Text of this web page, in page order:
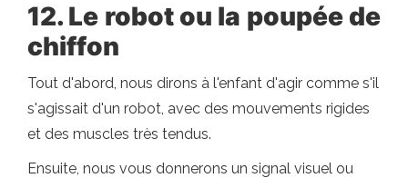
12. Le robot ou la poupée de
chiffon
Tout d'abord, nous dirons à l'enfant d'agir comme s'il
s'agissait d'un robot, avec des mouvements rigides
et des muscles très tendus.
Ensuite, nous vous donnerons un signal visuel ou